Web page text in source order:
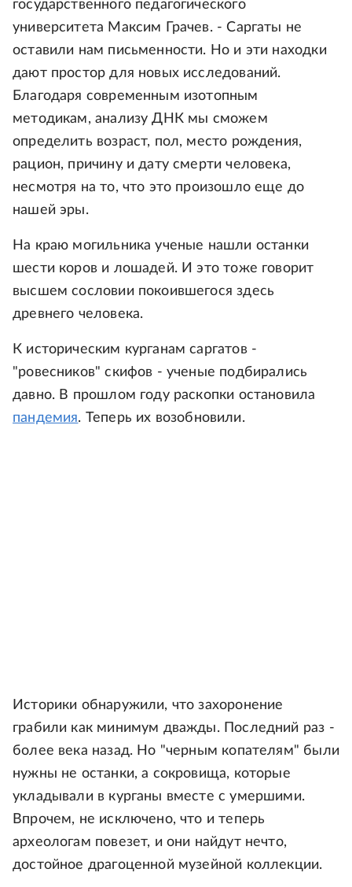
государственного педагогического
университета Максим Грачев. - Саргаты не
оставили нам письменности. Но и эти находки
дают простор для новых исследований.
Благодаря современным изотопным
методикам, анализу ДНК мы сможем
определить возраст, пол, место рождения,
рацион, причину и дату смерти человека,
несмотря на то, что это произошло еще до
нашей эры.
На краю могильника ученые нашли останки
шести коров и лошадей. И это тоже говорит
высшем сословии покоившегося здесь
древнего человека.
К историческим курганам саргатов -
"ровесников" скифов - ученые подбирались
давно. В прошлом году раскопки остановила
пандемия. Теперь их возобновили.
Историки обнаружили, что захоронение
грабили как минимум дважды. Последний раз -
более века назад. Но "черным копателям" были
нужны не останки, а сокровища, которые
укладывали в курганы вместе с умершими.
Впрочем, не исключено, что и теперь
археологам повезет, и они найдут нечто,
достойное драгоценной музейной коллекции.